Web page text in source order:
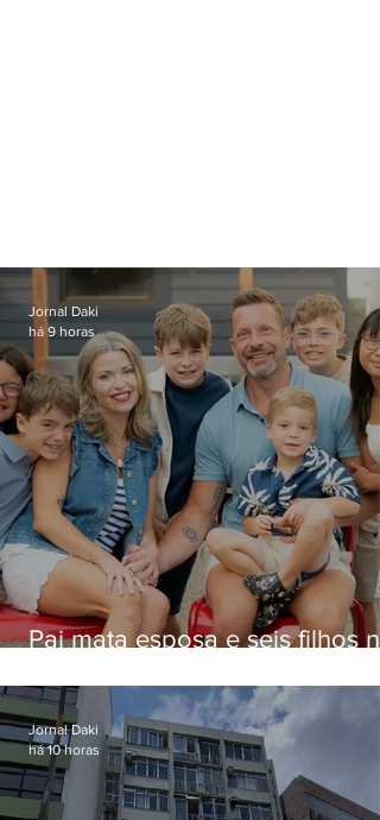
Pai mata esposa e seis filhos
Jornal Daki
há 9 horas
Jornal Daki
há 10 horas